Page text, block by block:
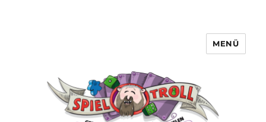
MENÜ